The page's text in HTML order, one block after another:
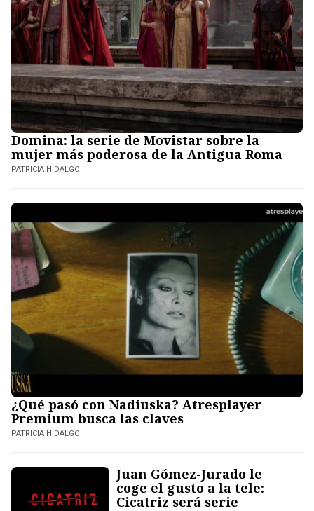
Domina: la serie de Movistar sobre la
mujer más poderosa de la Antigua Roma
PATRICIA HIDALGO
¿Qué pasó con Nadiuska? Atresplayer
Premium busca las claves
PATRICIA HIDALGO
Juan Gómez-Jurado le
coge el gusto a la tele:
Cicatriz será serie